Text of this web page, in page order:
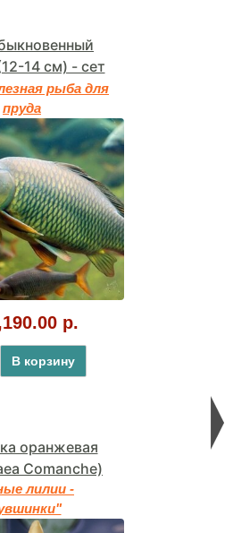
14 см) - сет
рыба для
пруда
р.
В корзину
оранжевая
Comanche)
лилии -